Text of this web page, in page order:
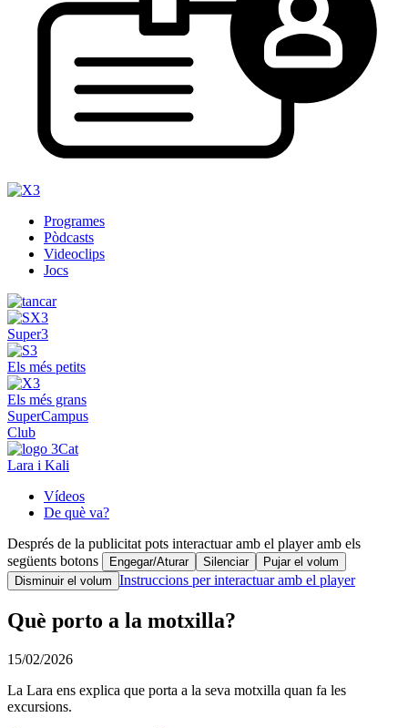
Programes
Pòdcasts
Videoclips
Jocs
Super3
Els més petits
Els més grans
SuperCampus
Club
Lara i Kali
Vídeos
De què va?
Després de la publicitat pots interactuar amb el player amb els
següents botons
Engegar/Aturar Silenciar
Pujar el volum
Disminuir el volum Instruccions per interactuar amb el player
Què porto a la motxilla?
15/02/2026
La Lara ens explica que porta a la seva motxilla quan fa les
excursions.